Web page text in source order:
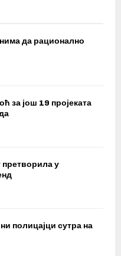
да рационално
за још 19 пројеката
претворила у
полицајци сутра на